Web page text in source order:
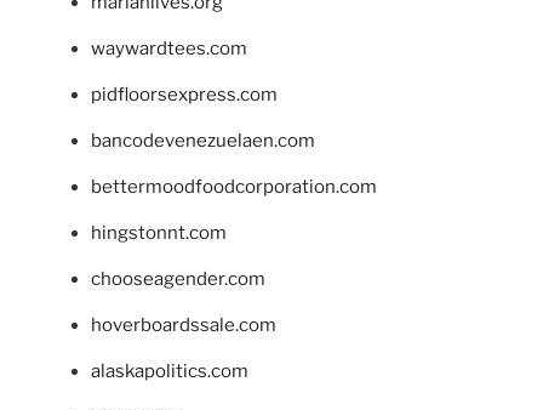
waywardtees.com
pidfloorsexpress.com
bancodevenezuelaen.com
bettermoodfoodcorporation.com
hingstonnt.com
chooseagender.com
hoverboardssale.com
alaskapolitics.com